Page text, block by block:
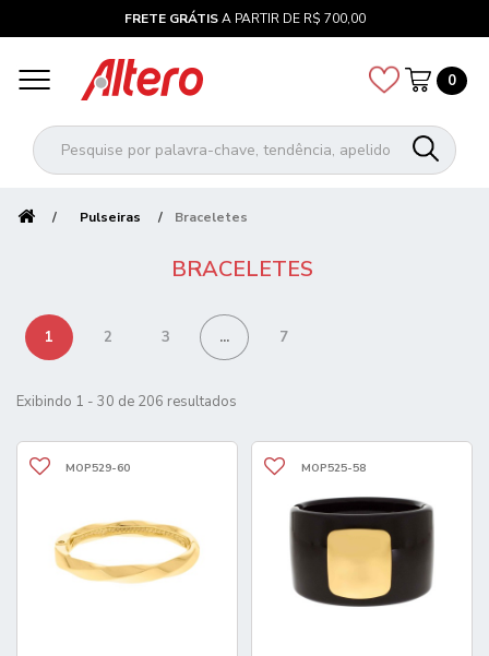
FRETE GRÁTISA PARTIR DE R$ 700,00
0
Pulseiras Braceletes
BRACELETES
1 2 3 ... 7
Exibindo 1 - 30 de 206 resultados
MOP529-60 MOP525-58